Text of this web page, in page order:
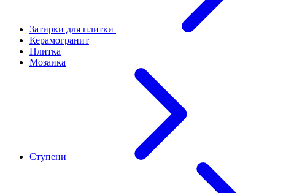
Затирки для плитки
Керамогранит
Плитка
Мозаика
Ступени